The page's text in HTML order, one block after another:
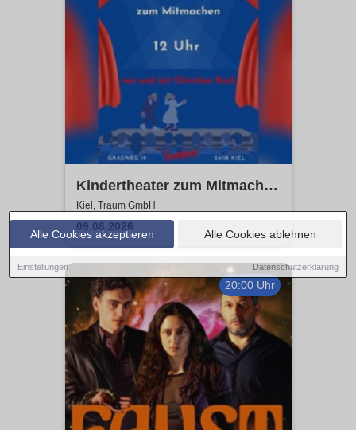
Alle Cookies akzeptieren Alle Cookies ablehnen
Einstellungen Datenschutzerklärung
Kindertheater zum Mitmachen
| Traum GmbH
Kiel, Traum GmbH
09.08.2026
20:00 Uhr